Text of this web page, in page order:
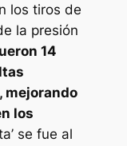
los tiros de
la presión
14
mejorando
los
se fue al